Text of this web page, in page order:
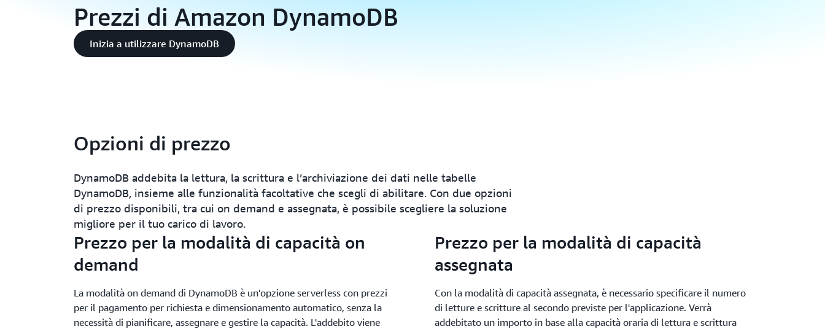
Prezzi di Amazon DynamoDB
Inizia a utilizzare DynamoDB
Opzioni di prezzo
DynamoDB addebita la lettura, la scrittura e l’archiviazione dei dati nelle tabelle
DynamoDB, insieme alle funzionalità facoltative che scegli di abilitare. Con due opzioni
di prezzo disponibili, tra cui on demand e assegnata, è possibile scegliere la soluzione
migliore per il tuo carico di lavoro.
Prezzo per la modalità di capacità on
demand
La modalità on demand di DynamoDB è un'opzione serverless con prezzi
per il pagamento per richiesta e dimensionamento automatico, senza la
necessità di pianificare, assegnare e gestire la capacità. L'addebito viene
Prezzo per la modalità di capacità
assegnata
Con la modalità di capacità assegnata, è necessario specificare il numero
di letture e scritture al secondo previste per l'applicazione. Verrà
addebitato un importo in base alla capacità oraria di lettura e scrittura